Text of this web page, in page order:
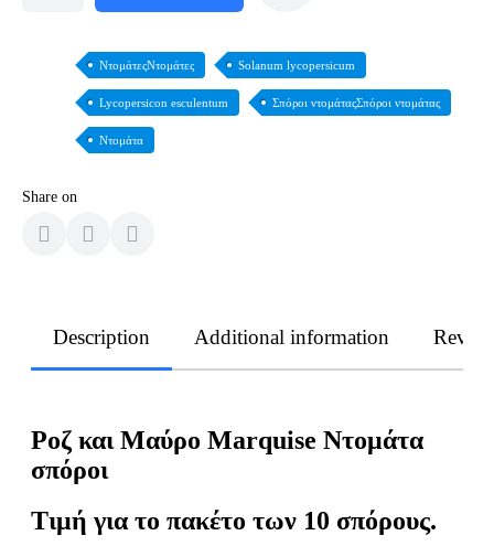
ΝτομάτεςΝτομάτες Solanum lycopersicum
Lycopersicon esculentum Σπόροι ντομάταςΣπόροι ντομάτας
Ντομάτα
Share on
Description Additional information
Ροζ και Μαύρο Marquise Ντομάτα
σπόροι
Τιμή για το πακέτο των 10 σπόρους.